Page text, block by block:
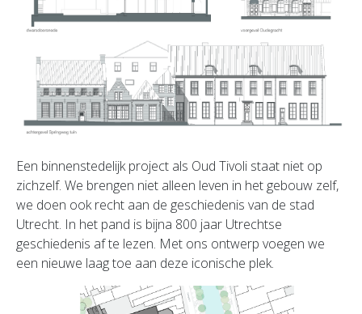
Een binnenstedelijk project als Oud Tivoli staat niet op
zichzelf. We brengen niet alleen leven in het gebouw zelf,
we doen ook recht aan de geschiedenis van de stad
Utrecht. In het pand is bijna 800 jaar Utrechtse
geschiedenis af te lezen. Met ons ontwerp voegen we
een nieuwe laag toe aan deze iconische plek.